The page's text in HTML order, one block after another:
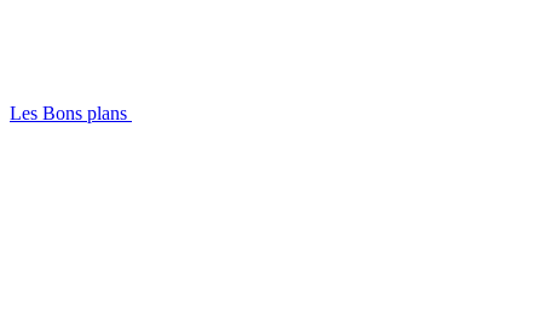
Les Bons plans